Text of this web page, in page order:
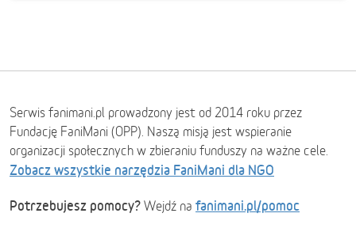
Serwis fanimani.pl prowadzony jest od 2014 roku przez
Fundację FaniMani (OPP). Naszą misją jest wspieranie
organizacji społecznych w zbieraniu funduszy na ważne cele.
Zobacz wszystkie narzędzia FaniMani dla NGO
Potrzebujesz pomocy? Wejdź na fanimani.pl/pomoc